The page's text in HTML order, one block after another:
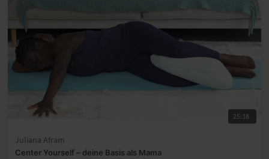
25:38
Juliana Afram
Center Yourself – deine Basis als Mama